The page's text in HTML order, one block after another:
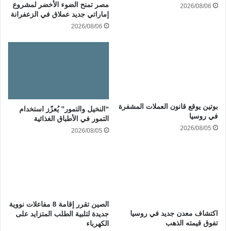
2026/08/06
مصر تمنح الضوء الأخضر لمشروع
إماراتي جديد عملاق في الزعفرانة
2026/08/06
بوتين يوقع قانون العملات المشفرة
في روسيا
2026/08/05
“النخيل والتمور” يُعزّز استخدام
التمور في الأطباق الغذائية
2026/08/05
اكتشاف معدن جديد في روسيا
تفوق قيمته الذهب
الصين تقرر إقامة 8 مفاعلات نووية
جديدة لتلبية الطلب المتزايد على
الكهرباء